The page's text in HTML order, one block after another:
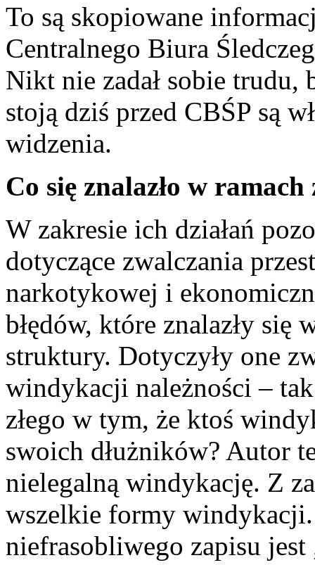
To są skopiowane
Centralnego Biura
Nikt nie zadał sobie trudu,
stoją dziś przed CBŚP są
widzenia.
Co się znalazło w ramach
W zakresie ich działań
dotyczące zwalczania
narkotykowej i
błędów, które znalazły się
struktury. Dotyczyły one
windykacji należności –
złego w tym, że ktoś
swoich dłużników? Autor
nielegalną windykację. Z
wszelkie formy
niefrasobliwego zapisu